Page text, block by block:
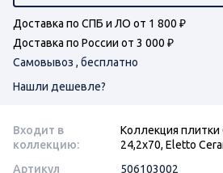
Доставка по СПБ и ЛО от 1 800 ₽
Доставка по России от 3 000 ₽
Самовывоз , бесплатно
Нашли дешевле?
Входит в
коллекцию:
Коллекция
24,2х70, Eletto
Артикул
506103002